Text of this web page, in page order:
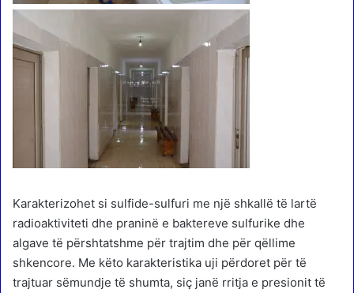
Karakterizohet si sulfide-sulfuri me një shkallë të lartë
radioaktiviteti dhe praninë e baktereve sulfurike dhe
algave të përshtatshme për trajtim dhe për qëllime
shkencore. Me këto karakteristika uji përdoret për të
trajtuar sëmundje të shumta, siç janë rritja e presionit të